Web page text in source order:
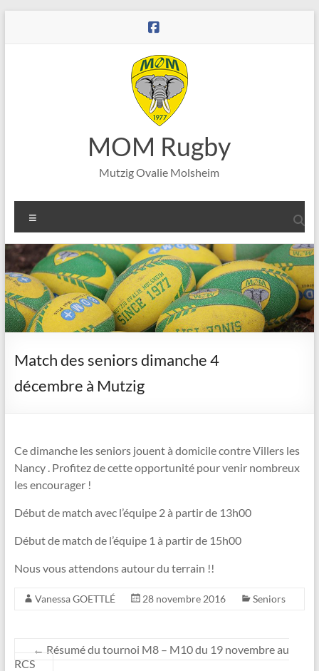
MOM Rugby
Mutzig Ovalie Molsheim
Match des seniors dimanche 4
décembre à Mutzig
Ce dimanche les seniors jouent à domicile contre Villers les
Nancy . Profitez de cette opportunité pour venir nombreux
les encourager !
Début de match avec l’équipe 2 à partir de 13h00
Début de match de l’équipe 1 à partir de 15h00
Nous vous attendons autour du terrain !!
Vanessa GOETTLÉ 28 novembre 2016 Seniors
← Résumé du tournoi M8 – M10 du 19 novembre au
RCS